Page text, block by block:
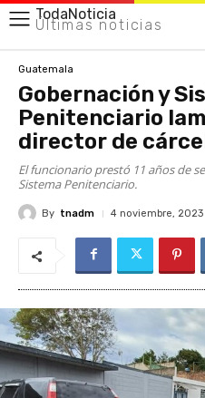
TodaNoticia
Últimas noticias
Guatemala
Gobernación y
Penitenciario
director de
El funcionario prestó 11 años de
Sistema Penitenciario.
By tnadm 4 noviembre, 2023